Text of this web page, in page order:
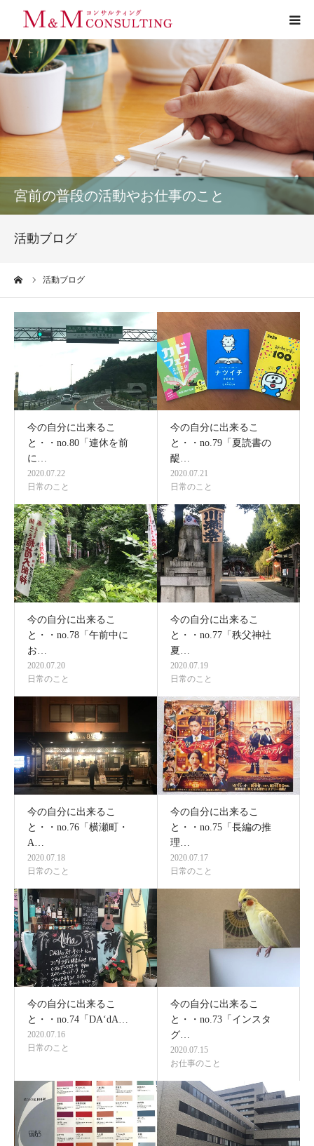
宮前の普段の活動やお仕事のこと
活動ブログ
活動ブログ
今の自分に出来るこ
と・・no.80「連休を前
に…
2020.07.22
日常のこと
今の自分に出来るこ
と・・no.79「夏読書の
醍…
2020.07.21
日常のこと
今の自分に出来るこ
と・・no.78「午前中に
お…
2020.07.20
日常のこと
今の自分に出来るこ
と・・no.77「秩父神社
夏…
2020.07.19
日常のこと
今の自分に出来るこ
と・・no.76「横瀬町・
A…
2020.07.18
日常のこと
今の自分に出来るこ
と・・no.75「長編の推
理…
2020.07.17
日常のこと
今の自分に出来るこ
と・・no.74「DA‘dA…
2020.07.16
日常のこと
今の自分に出来るこ
と・・no.73「インスタ
グ…
2020.07.15
お仕事のこと
プロフィール
サービス
お客様の声
実績